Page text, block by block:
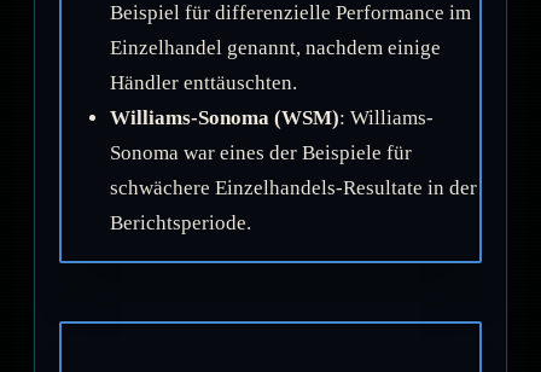
Beispiel für differenzielle Performance im
Einzelhandel genannt, nachdem einige
Händler enttäuschten.
Williams-Sonoma (WSM): Williams-
Sonoma war eines der Beispiele für
schwächere Einzelhandels-Resultate in der
Berichtsperiode.